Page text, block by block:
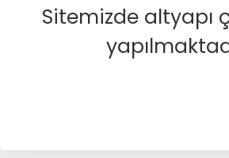
Sitemizde altyapı